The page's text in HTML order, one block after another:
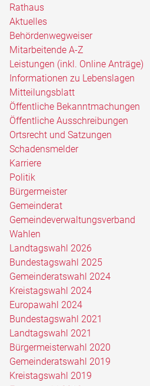
Rathaus
Aktuelles
Behördenwegweiser
Mitarbeitende A-Z
Leistungen (inkl. Online Anträge)
Informationen zu Lebenslagen
Mitteilungsblatt
Öffentliche Bekanntmachungen
Öffentliche Ausschreibungen
Ortsrecht und Satzungen
Schadensmelder
Karriere
Politik
Bürgermeister
Gemeinderat
Gemeindeverwaltungsverband
Wahlen
Landtagswahl 2026
Bundestagswahl 2025
Gemeinderatswahl 2024
Kreistagswahl 2024
Europawahl 2024
Bundestagswahl 2021
Landtagswahl 2021
Bürgermeisterwahl 2020
Gemeinderatswahl 2019
Kreistagswahl 2019